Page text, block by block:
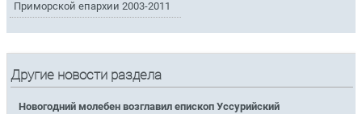
Приморской епархии 2003-2011
Другие новости раздела
Новогодний молебен возглавил епископ Уссурийский